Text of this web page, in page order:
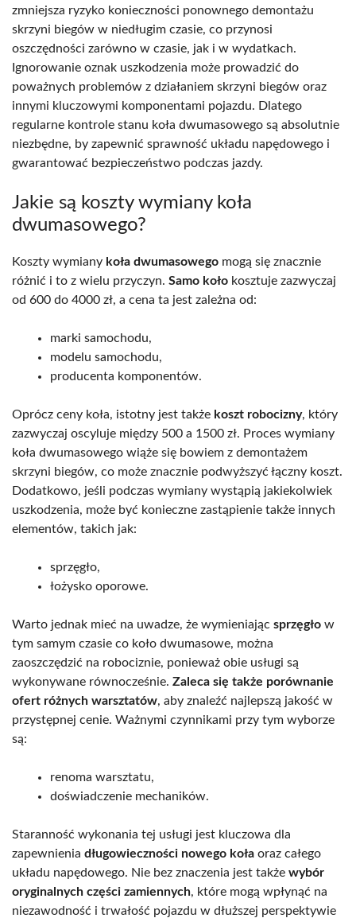
zmniejsza ryzyko konieczności ponownego demontażu
skrzyni biegów w niedługim czasie, co przynosi
oszczędności zarówno w czasie, jak i w wydatkach.
Ignorowanie oznak uszkodzenia może prowadzić do
poważnych problemów z działaniem skrzyni biegów oraz
innymi kluczowymi komponentami pojazdu. Dlatego
regularne kontrole stanu koła dwumasowego są absolutnie
niezbędne, by zapewnić sprawność układu napędowego i
gwarantować bezpieczeństwo podczas jazdy.
Jakie są koszty wymiany koła
dwumasowego?
Koszty wymiany koła dwumasowego mogą się znacznie
różnić i to z wielu przyczyn. Samo koło kosztuje zazwyczaj
od 600 do 4000 zł, a cena ta jest zależna od:
marki samochodu,
modelu samochodu,
producenta komponentów.
Oprócz ceny koła, istotny jest także koszt robocizny, który
zazwyczaj oscyluje między 500 a 1500 zł. Proces wymiany
koła dwumasowego wiąże się bowiem z demontażem
skrzyni biegów, co może znacznie podwyższyć łączny koszt.
Dodatkowo, jeśli podczas wymiany wystąpią jakiekolwiek
uszkodzenia, może być konieczne zastąpienie także innych
elementów, takich jak:
sprzęgło,
łożysko oporowe.
Warto jednak mieć na uwadze, że wymieniając sprzęgło w
tym samym czasie co koło dwumasowe, można
zaoszczędzić na robociznie, ponieważ obie usługi są
wykonywane równocześnie. Zaleca się także porównanie
ofert różnych warsztatów, aby znaleźć najlepszą jakość w
przystępnej cenie. Ważnymi czynnikami przy tym wyborze
są:
renoma warsztatu,
doświadczenie mechaników.
Staranność wykonania tej usługi jest kluczowa dla
zapewnienia długowieczności nowego koła oraz całego
układu napędowego. Nie bez znaczenia jest także wybór
oryginalnych części zamiennych, które mogą wpłynąć na
niezawodność i trwałość pojazdu w dłuższej perspektywie